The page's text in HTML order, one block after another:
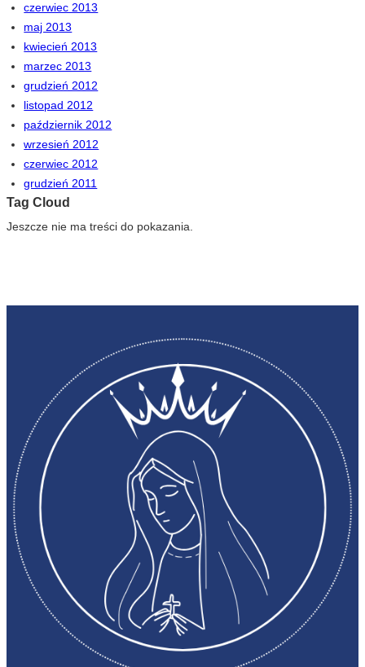
czerwiec 2013
maj 2013
kwiecień 2013
marzec 2013
grudzień 2012
listopad 2012
październik 2012
wrzesień 2012
czerwiec 2012
grudzień 2011
Tag Cloud
Jeszcze nie ma treści do pokazania.